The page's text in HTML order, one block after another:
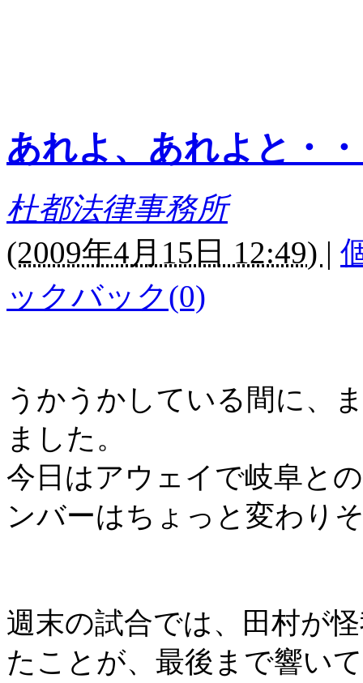
あれよ、あれよと・
杜都法律事務所
(2009年4月15日 12:49) |
ックバック(0)
うかうかしている間に、
ました。
今日はアウェイで岐阜と
ンバーはちょっと変わり
週末の試合では、田村が
たことが、最後まで響い